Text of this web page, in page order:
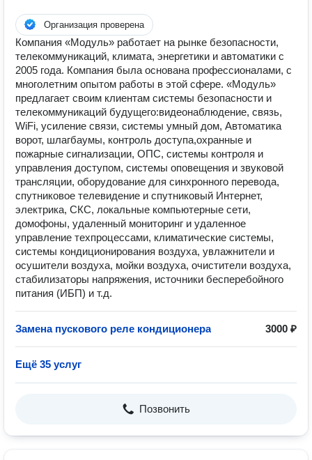
Организация проверена
Компания «Модуль» работает на рынке безопасности,
телекоммуникаций, климата, энергетики и автоматики с
2005 года. Компания была основана профессионалами, с
многолетним опытом работы в этой сфере. «Модуль»
предлагает своим клиентам системы безопасности и
телекоммуникаций будущего:видеонаблюдение, связь,
WiFi, усиление связи, системы умный дом, Автоматика
ворот, шлагбаумы, контроль доступа,охранные и
пожарные сигнализации, ОПС, системы контроля и
управления доступом, системы оповещения и звуковой
трансляции, оборудование для синхронного перевода,
спутниковое телевидение и спутниковый Интернет,
электрика, СКС, локальные компьютерные сети,
домофоны, удаленный мониторинг и удаленное
управление техпроцессами, климатические системы,
системы кондиционирования воздуха, увлажнители и
осушители воздуха, мойки воздуха, очистители воздуха,
стабилизаторы напряжения, источники бесперебойного
питания (ИБП) и т.д.
Замена пускового реле кондиционера 3000 ₽
Ещё 35 услуг
Позвонить